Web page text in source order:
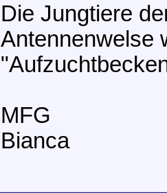
Die Jungtiere
Antennenwelse
MFG
Bianca